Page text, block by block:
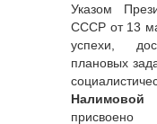
Указом
СССР от 13
успехи,
плановых